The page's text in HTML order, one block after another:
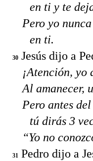
en ti y te
Pero yo
en ti.
30 Jesús dijo a
¡Atención,
Al amanecer,
Pero antes
tú dirás 3
“Yo no
31 Pedro dijo a